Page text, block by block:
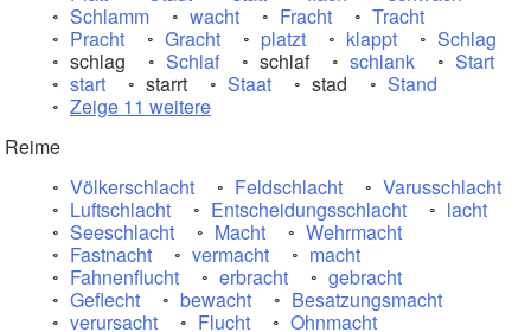
Schlamm
wacht Fracht
Tracht
Pracht
Gracht platzt klappt
Schlag
schlag
Schlaf schlaf schlank
Start
start
starrt Staat stad
Stand
Zeige 11 weitere
Reime
Völkerschlacht
Feldschlacht
Varusschlacht
Luftschlacht
Entscheidungsschlacht
lacht
Seeschlacht
Macht
Wehrmacht
Fastnacht
vermacht
macht
Fahnenflucht
erbracht
gebracht
Geflecht
bewacht
Besatzungsmacht
verursacht
Flucht
Ohnmacht